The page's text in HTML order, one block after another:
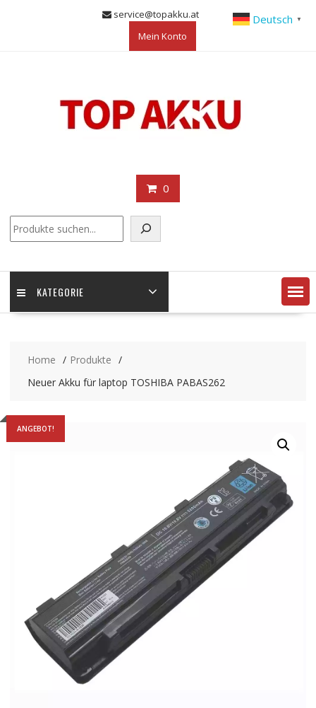
service@topakku.at
Mein Konto
0
KATEGORIE
Home
Produkte
Neuer Akku für laptop TOSHIBA PABAS262
ANGEBOT!
Deutsch ▼